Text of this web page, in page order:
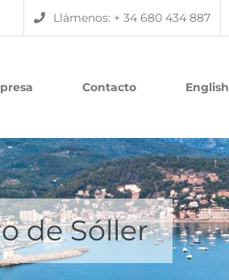
Llámenos: + 34 680 434 887
Contacto English
de Sóller